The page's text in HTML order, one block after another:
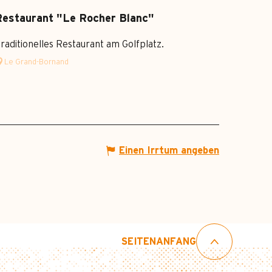
"Le Rocher Blanc"
Restaurant am Golfplatz.
Le Grand-Bornand
Einen Irrtum angeben
SEITENANFANG